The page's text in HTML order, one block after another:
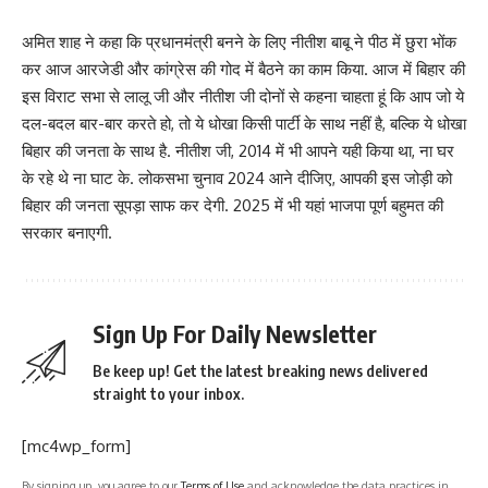
अमित शाह ने कहा कि प्रधानमंत्री बनने के लिए नीतीश बाबू ने पीठ में छुरा भोंक
कर आज आरजेडी और कांग्रेस की गोद में बैठने का काम किया. आज में बिहार की
इस विराट सभा से लालू जी और नीतीश जी दोनों से कहना चाहता हूं कि आप जो ये
दल-बदल बार-बार करते हो, तो ये धोखा किसी पार्टी के साथ नहीं है, बल्कि ये धोखा
बिहार की जनता के साथ है. नीतीश जी, 2014 में भी आपने यही किया था, ना घर
के रहे थे ना घाट के. लोकसभा चुनाव 2024 आने दीजिए, आपकी इस जोड़ी को
बिहार की जनता सूपड़ा साफ कर देगी. 2025 में भी यहां भाजपा पूर्ण बहुमत की
सरकार बनाएगी.
Sign Up For Daily Newsletter
Be keep up! Get the latest breaking news delivered
straight to your inbox.
[mc4wp_form]
By signing up, you agree to ourTerms of Use and acknowledge the data practices in